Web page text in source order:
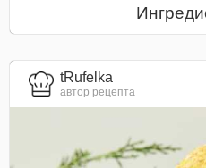
tRufelka
автор рецепта